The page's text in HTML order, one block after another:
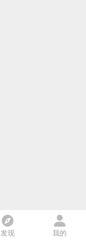
发现 我的